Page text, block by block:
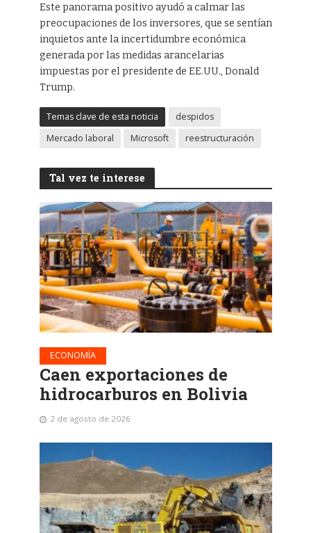
Este panorama positivo ayudó a calmar las
preocupaciones de los inversores, que se sentían
inquietos ante la incertidumbre económica
generada por las medidas arancelarias
impuestas por el presidente de EE.UU., Donald
Trump.
Temas clave de esta noticia
despidos
Mercado laboral
Microsoft reestructuración
Tal vez te interese
ECONOMÍA
Caen exportaciones de
hidrocarburos en Bolivia
2 de agosto de 2026